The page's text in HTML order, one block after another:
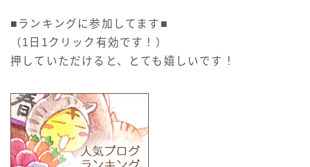
■ランキングに参加してます■
（1日1クリック有効です！）
押していただけると、とても嬉しいです！